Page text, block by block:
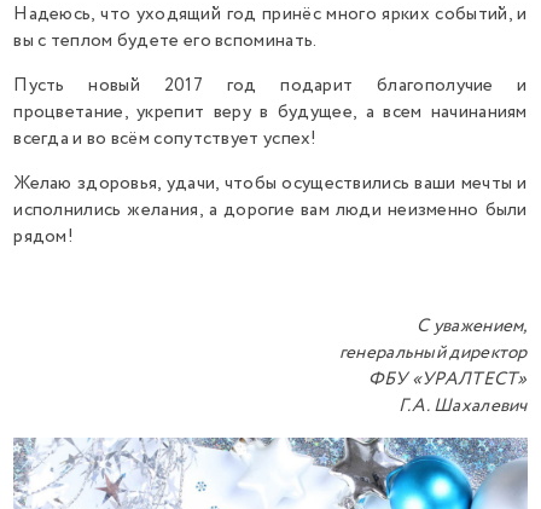
Надеюсь, что уходящий год принёс много ярких событий, и
вы с теплом будете его вспоминать.
Пусть новый 2017 год подарит благополучие и
процветание, укрепит веру в будущее, а всем начинаниям
всегда и во всём сопутствует успех!
Желаю здоровья, удачи, чтобы осуществились ваши мечты и
исполнились желания, а дорогие вам люди неизменно были
рядом!
С уважением,
генеральный директор
ФБУ «УРАЛТЕСТ»
Г.А. Шахалевич